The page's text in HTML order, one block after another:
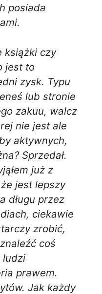
posiada
książki czy
jest to
zysk. Typu
lub stronie
zakuu, walcz
nie jest ale
aktywnych,
Sprzedał.
już z
jest lepszy
długu przez
ciekawie
zrobić,
coś
ludzi
prawem.
Jak każdy